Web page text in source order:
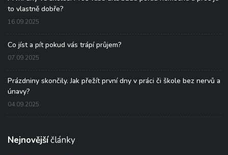
to vlastně dobře?
16.09.2025
Co jíst a pít pokud vás trápí průjem?
07.09.2025
Prázdniny skončily. Jak přežít první dny v práci či škole bez nervů a
únavy?
04.09.2025
Nejnovějšíčlánky